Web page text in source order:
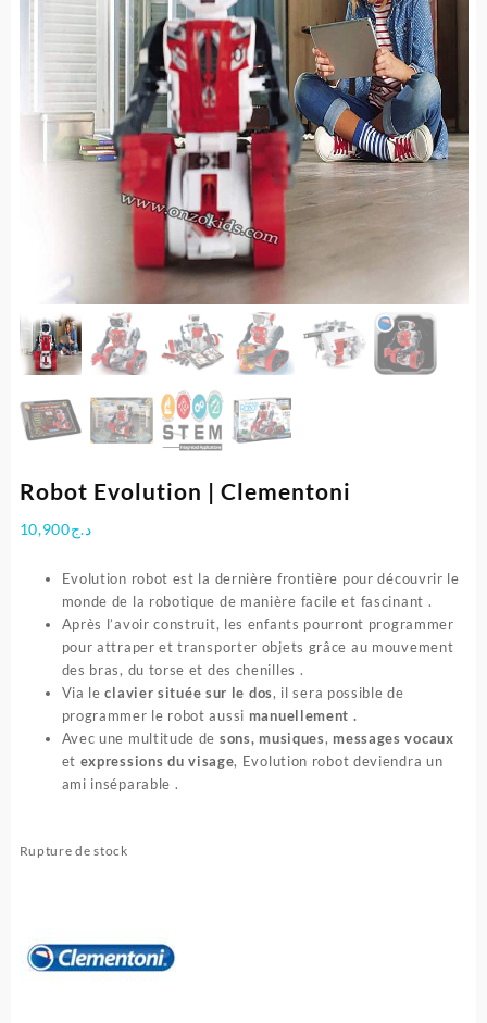
Robot Evolution | Clementoni
د.ج10,900
Evolution robot est la dernière frontière pour découvrir le
monde de la robotique de manière facile et fascinant .
Après l’avoir construit, les enfants pourront programmer
pour attraper et transporter objets grâce au mouvement
des bras, du torse et des chenilles .
Via leclavier située sur le dos, il sera possible de
programmer le robot aussi manuellement .
Avec une multitude de sons, musiques, messages vocaux
et expressions du visage, Evolution robot deviendra un
ami inséparable .
Rupture de stock